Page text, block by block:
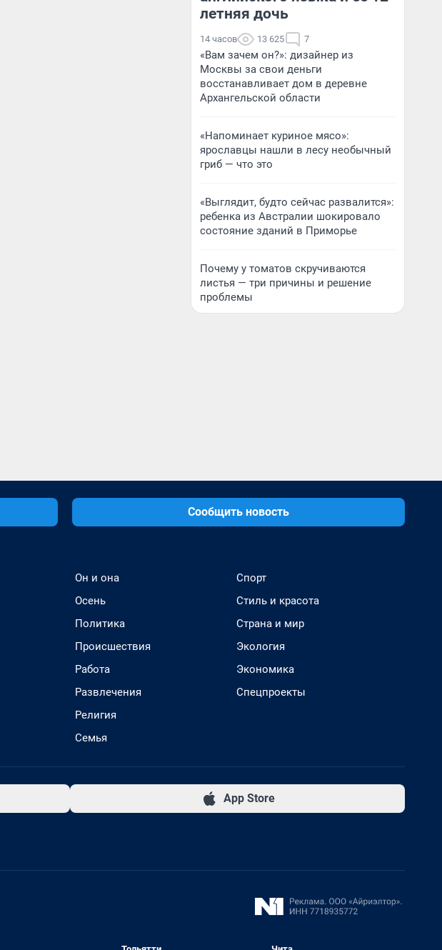
летняя дочь
14 часов 13 625 7
«Вам зачем он?»: дизайнер из
Москвы за свои деньги
восстанавливает дом в деревне
Архангельской области
«Напоминает куриное мясо»:
ярославцы нашли в лесу необычный
гриб — что это
«Выглядит, будто сейчас развалится»:
ребенка из Австралии шокировало
состояние зданий в Приморье
Почему у томатов скручиваются
листья — три причины и решение
проблемы
Сообщить новость
Он и она
Осень
Политика
Происшествия
Работа
Развлечения
Религия
Семья
Спорт
Стиль и красота
Страна и мир
Экология
Экономика
Спецпроекты
App Store